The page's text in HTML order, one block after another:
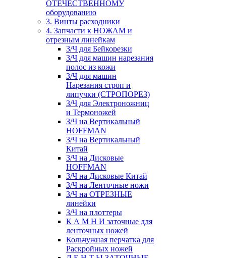
ОТЕЧЕСТВЕННОМУ
оборудованию
3. Винты расходники
4. Запчасти к НОЖАМ и
отрезным линейкам
З/Ч для Бейкорезки
З/Ч для машин нарезания
полос из кожи
З/Ч для машин
Нарезания строп и
липучки (СТРОПОРЕЗ)
З/Ч для Электроножниц
и Термоножей
З/Ч на Вертикальный
HOFFMAN
З/Ч на Вертикальный
Китай
З/Ч на Дисковые
HOFFMAN
З/Ч на Дисковые Китай
З/Ч на Ленточные ножи
З/Ч на ОТРЕЗНЫЕ
линейки
З/Ч на плоттеры
К А М Н И заточные для
ленточных ножей
Кольчужная перчатка для
Раскройных ножей